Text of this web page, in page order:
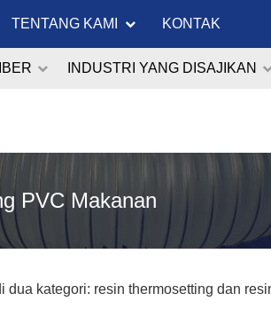
TENTANG KAMI KONTAK
INDUSTRI YANG DISAJIKAN
PVC Makanan
kategori: resin thermosetting dan